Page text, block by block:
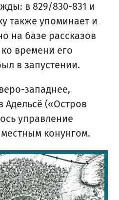
в 829/830-831 и
также упоминает и
на базе рассказов
времени его
в запустении.
западнее,
Адельсё («Остров
управление
конунгом.